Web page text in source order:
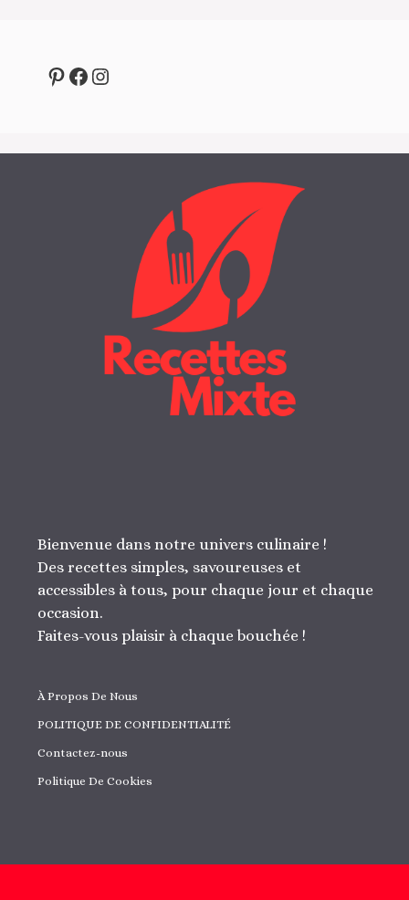
Pinterest
Facebook
Instagram
Bienvenue dans notre univers culinaire !
Des recettes simples, savoureuses et
accessibles à tous, pour chaque jour et chaque
occasion.
Faites-vous plaisir à chaque bouchée !
À Propos De Nous
POLITIQUE DE CONFIDENTIALITÉ
Contactez-nous
Politique De Cookies